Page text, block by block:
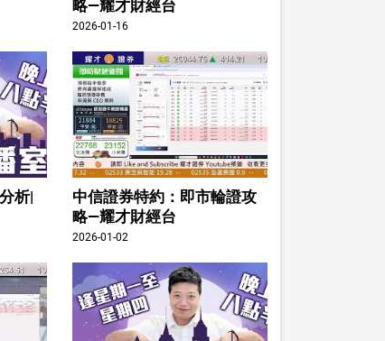
略—耀才財經台
2026-01-16
析|
中信證券特約：即市輪證攻
略—耀才財經台
2026-01-02